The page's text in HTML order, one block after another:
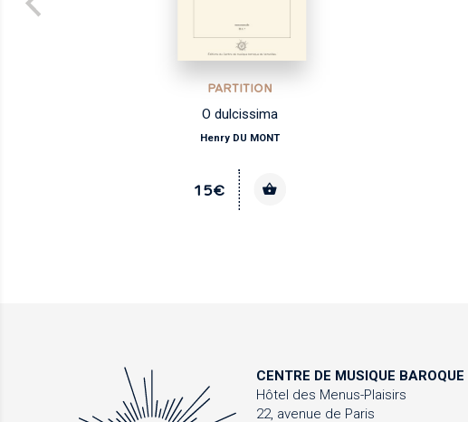
PARTITION
O dulcissima
Henry DU MONT
15€
CENTRE DE MUSIQUE
Hôtel des Menus-Plaisirs
22, avenue de Paris